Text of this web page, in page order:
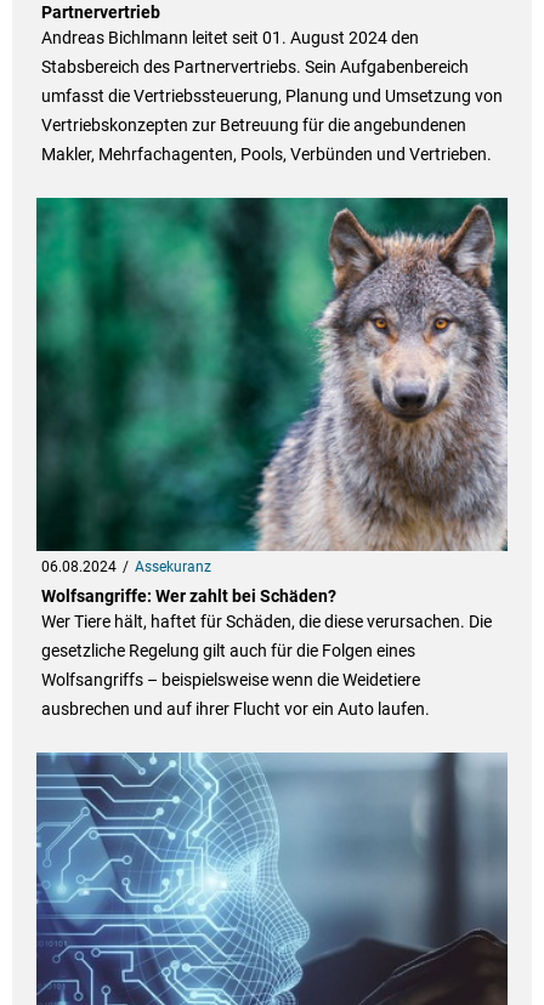
Partnervertrieb
Andreas Bichlmann leitet seit 01. August 2024 den
Stabsbereich des Partnervertriebs. Sein Aufgabenbereich
umfasst die Vertriebssteuerung, Planung und Umsetzung von
Vertriebskonzepten zur Betreuung für die angebundenen
Makler, Mehrfachagenten, Pools, Verbünden und Vertrieben.
06.08.2024 Assekuranz
Wolfsangriffe: Wer zahlt bei Schäden?
Wer Tiere hält, haftet für Schäden, die diese verursachen. Die
gesetzliche Regelung gilt auch für die Folgen eines
Wolfsangriffs – beispielsweise wenn die Weidetiere
ausbrechen und auf ihrer Flucht vor ein Auto laufen.